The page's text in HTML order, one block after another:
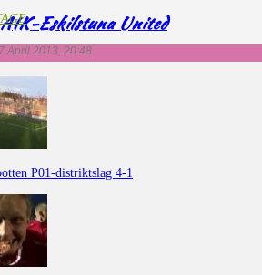
Eskilstuna United
April 2013, 20:48
P01-distriktslag 4-1